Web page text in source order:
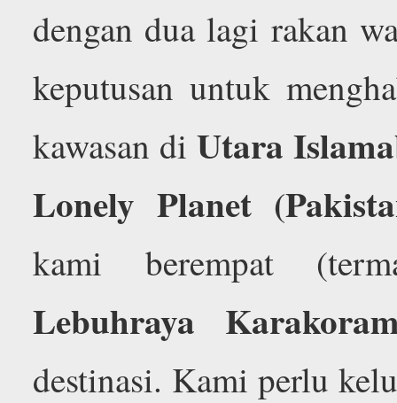
dengan dua lagi rakan
keputusan untuk
kawasan di Utara
Lonely Planet
kami berempat
Lebuhraya
destinasi. Kami perlu